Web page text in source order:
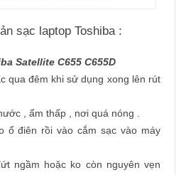
sạc laptop Toshiba :
Satellite C655 C655D
qua đêm khi sử dụng xong lên rút
, ẩm thấp , nơi quá nóng .
ổ điên rồi vào cắm sạc vào máy
ngầm hoặc ko còn nguyên vẹn